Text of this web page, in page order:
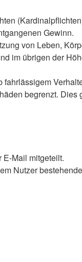
Gewinn.
von Leben,
im übrigen der
begrenzt. Dies
Mail mitgeteilt.
Nutzer